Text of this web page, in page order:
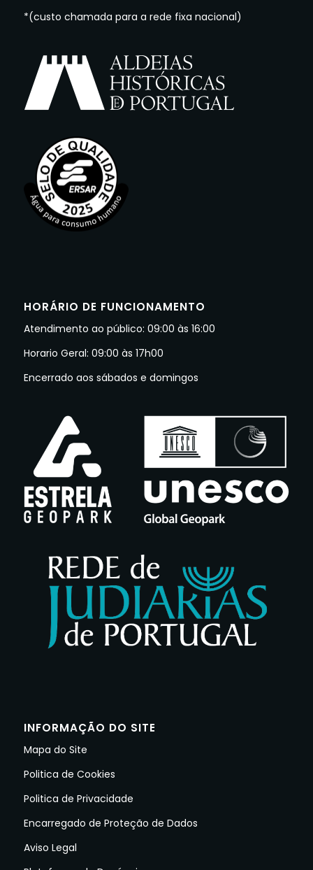
*(custo chamada para a rede fixa nacional)
HORÁRIO DE FUNCIONAMENTO
Atendimento ao público: 09:00 às 16:00
Horario Geral: 09:00 às 17h00
Encerrado aos sábados e domingos
INFORMAÇÃO DO SITE
Mapa do Site
Politica de Cookies
Politica de Privacidade
Encarregado de Proteção de Dados
Aviso Legal